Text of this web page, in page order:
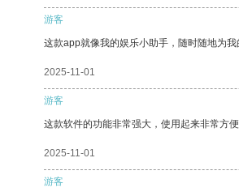
游客
这款app就像我的娱乐小助手，随时随地为我
2025-11-01
游客
这款软件的功能非常强大，使用起来非常方便
2025-11-01
游客